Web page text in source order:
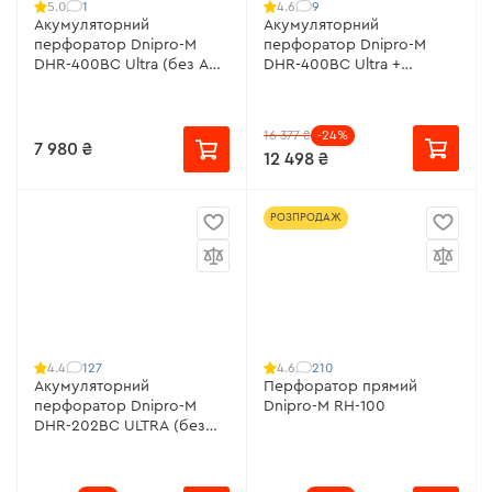
5.0 1
Акумуляторний
перфоратор Dnipro-M
DHR-400BC Ultra (без АКБ
7 980 ₴
4.6 9
Акумуляторний
перфоратор Dnipro-M
DHR-400BC Ultra +
400SBC + Акумуляторна
батарея BP-420 +
Зарядний пристрій FC-42
16 377 ₴ -24%
12 498 ₴
4.4 127
Акумуляторний
перфоратор Dnipro-M
DHR-202BC ULTRA (без
РОЗПРОДАЖ
4.6 210
Перфоратор прямий
Dnipro-M RH-100